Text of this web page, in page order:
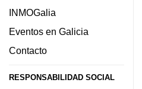
INMOGalia
Eventos en Galicia
Contacto
RESPONSABILIDAD SOCIAL